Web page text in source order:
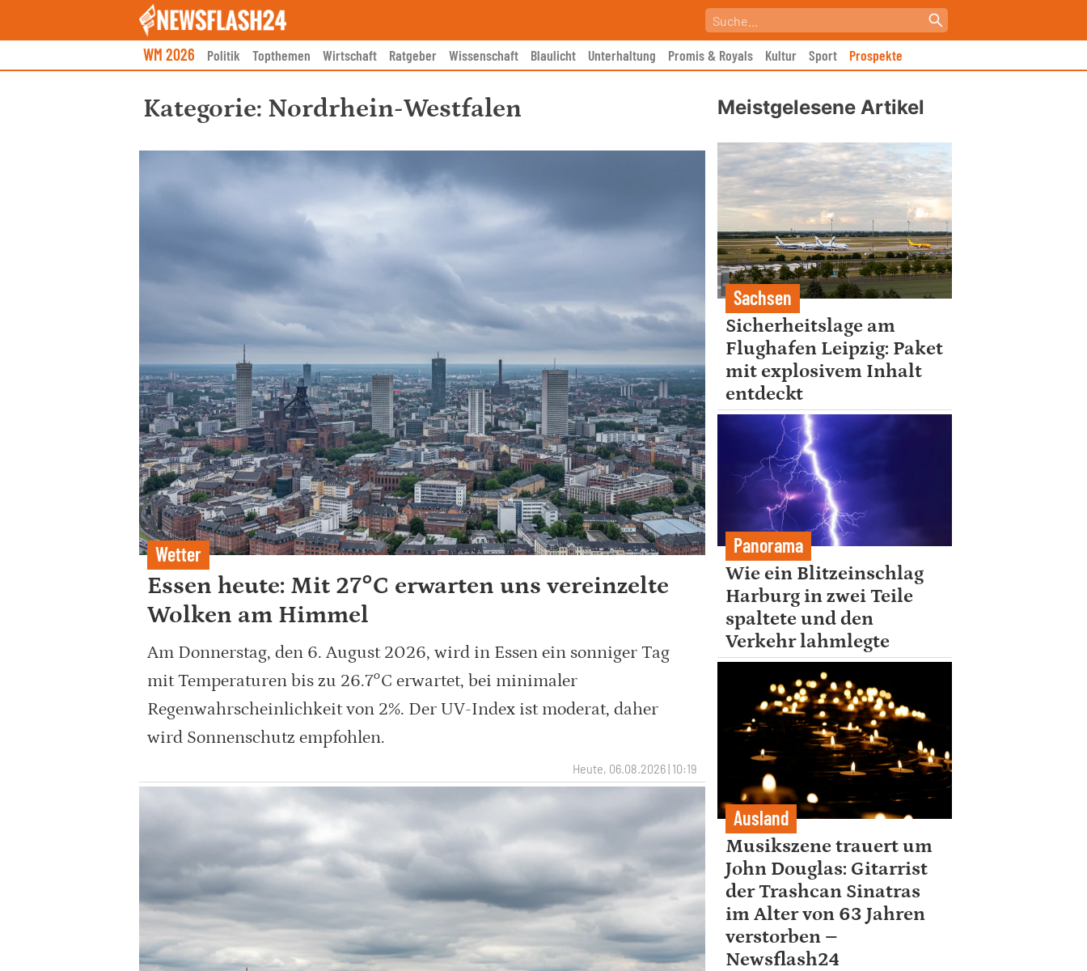
WM 2026 Politik Topthemen Wirtschaft Ratgeber Wissenschaft Blaulicht Unterhaltung Promis & Royals Kultur Sport Prospekte
Kategorie: Nordrhein-Westfalen
Wetter
Essen heute: Mit 27°C erwarten uns vereinzelte
Wolken am Himmel
Am Donnerstag, den 6. August 2026, wird in Essen ein sonniger Tag
mit Temperaturen bis zu 26.7°C erwartet, bei minimaler
Regenwahrscheinlichkeit von 2%. Der UV-Index ist moderat, daher
wird Sonnenschutz empfohlen.
Heute, 06.08.2026 | 10:19
Meistgelesene Artikel
Sachsen
Sicherheitslage am
Flughafen Leipzig: Paket
mit explosivem Inhalt
entdeckt
Panorama
Wie ein Blitzeinschlag
Harburg in zwei Teile
spaltete und den
Verkehr lahmlegte
Ausland
Musikszene trauert um
John Douglas: Gitarrist
der Trashcan Sinatras
im Alter von 63 Jahren
verstorben –
Newsflash24